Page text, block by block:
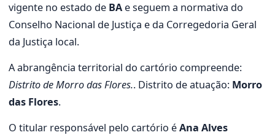
vigente no estado de BA e seguem a normativa do
Conselho Nacional de Justiça e da Corregedoria Geral
da Justiça local.
A abrangência territorial do cartório compreende:
Distrito de Morro das Flores.. Distrito de atuação: Morro
das Flores.
O titular responsável pelo cartório éAna Alves